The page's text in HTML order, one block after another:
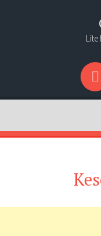
Lite
Menu
Widgets
Search